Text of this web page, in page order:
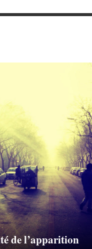
de l’apparition